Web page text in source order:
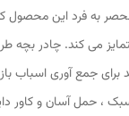
به فرد این محصول
می کند. چادر بچه
برای جمع آوری اسباب